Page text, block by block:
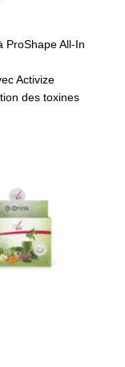
ProShape All-In
Activize
des toxines